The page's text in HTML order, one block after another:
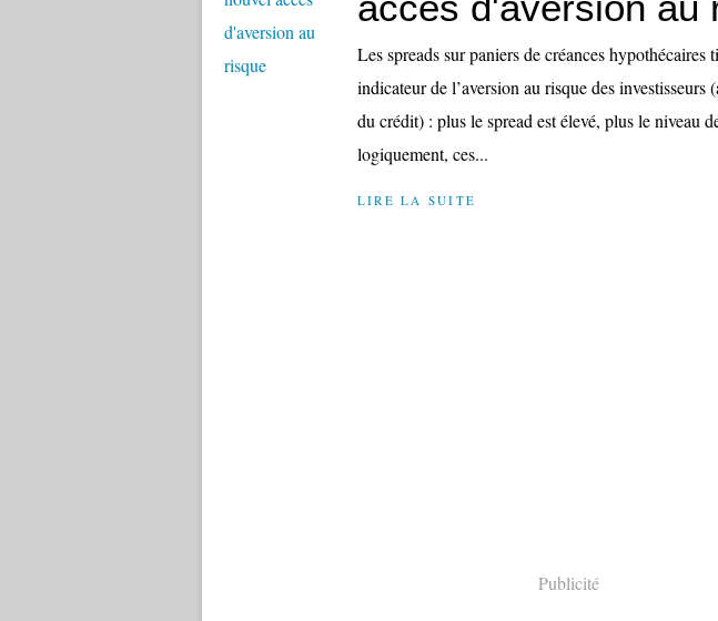
Les spreads sur paniers de créances hypothécaires
indicateur de l’aversion au risque des investisseurs
du crédit) : plus le spread est élevé, plus le niveau
logiquement, ces...
LIRE LA SUITE
Publicité